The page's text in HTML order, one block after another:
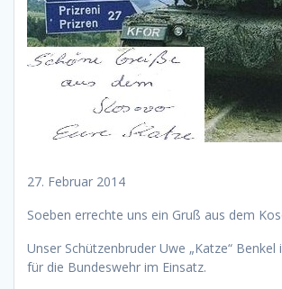
27. Februar 2014
Soeben errechte uns ein Gruß aus dem
Unser Schützenbruder Uwe „Katze“
für die Bundeswehr im Einsatz.